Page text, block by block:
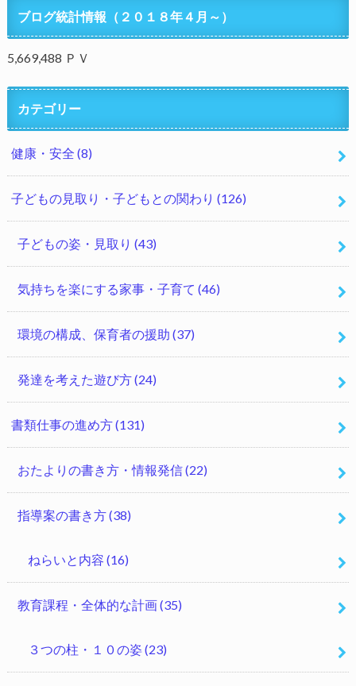
ブログ統計情報（２０１８年４月～）
5,669,488 ＰＶ
カテゴリー
健康・安全 (8)
子どもの見取り・子どもとの関わり (126)
子どもの姿・見取り (43)
気持ちを楽にする家事・子育て (46)
環境の構成、保育者の援助 (37)
発達を考えた遊び方(24)
書類仕事の進め方(131)
おたよりの書き方・情報発信(22)
指導案の書き方(38)
ねらいと内容 (16)
教育課程・全体的な計画(35)
３つの柱・１０の姿(23)